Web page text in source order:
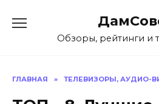
содержаниюОбзоры, рейтинги и
ГЛАВНАЯ » ТЕЛЕВИЗОРЫ, АУДИО-